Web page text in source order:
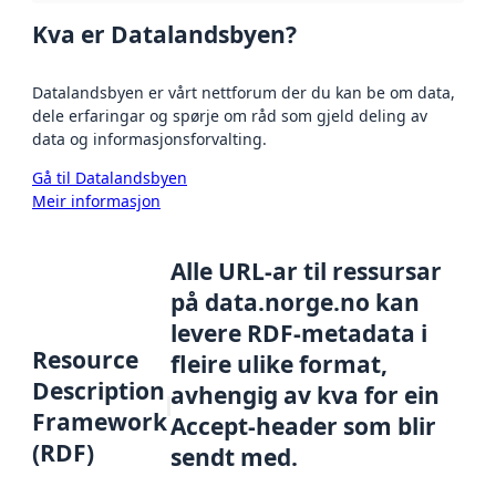
Kva er Datalandsbyen?
Datalandsbyen er vårt nettforum der du kan be om data,
dele erfaringar og spørje om råd som gjeld deling av
data og informasjonsforvalting.
Gå til Datalandsbyen
Meir informasjon
Resource
Description
Framework
(RDF)
Alle URL-ar til ressursar
på data.norge.no kan
levere RDF-metadata i
fleire ulike format,
avhengig av kva for ein
Accept-header som blir
sendt med.